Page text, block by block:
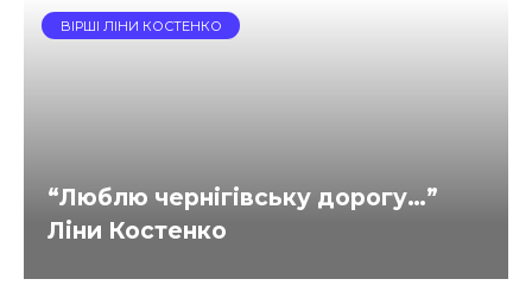
ВІРШІ ЛІНИ КОСТЕНКО
“Люблю чернігівську дорогу…”
Ліни Костенко